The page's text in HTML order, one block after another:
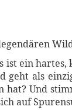
ist ein
geht als
hat? Und
auf